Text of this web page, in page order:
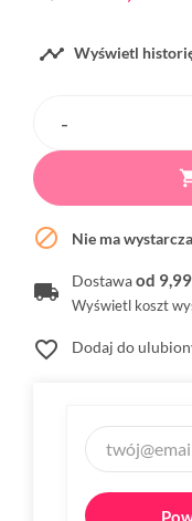
 Wyświetl
 Nie ma
Dostawaod 9,99
Wyświetl koszt
favorite_border Dodaj do